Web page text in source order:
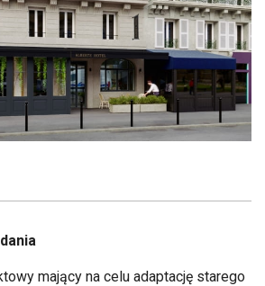
mający na celu adaptację starego